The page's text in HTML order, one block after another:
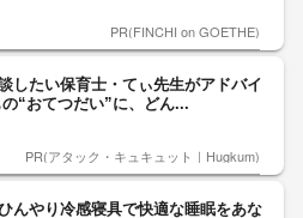
PR(FINCHI on GOETHE)
したい保育士・てぃ先生がアドバイ
“おてつだい”に、どん...
PR(アタック・キュキュット｜Hugkum)
ひんやり冷感寝具で快適な睡眠をあな